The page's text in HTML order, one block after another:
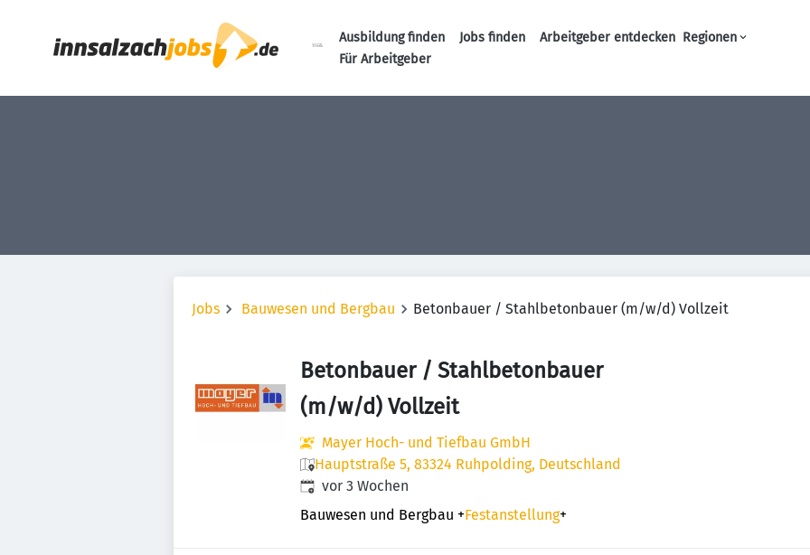
Ausbildung finden Jobs finden Arbeitgeber entdecken Regionen
Für Arbeitgeber
Jobs Bauwesen und Bergbau Betonbauer / Stahlbetonbauer (m/w/d) Vollzeit
Betonbauer / Stahlbetonbauer
(m/w/d) Vollzeit
Mayer Hoch- und Tiefbau GmbH
Hauptstraße 5, 83324 Ruhpolding, Deutschland
Veröffentlicht:
vor 3 Wochen
Bauwesen und Bergbau +Festanstellung+